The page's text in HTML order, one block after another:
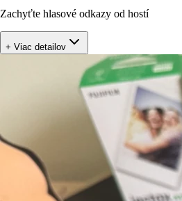
Zachyťte hlasové odkazy od hostí
+ Viac detailov